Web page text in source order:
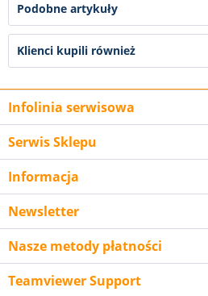
Podobne artykuły
Klienci kupili również
Infolinia serwisowa
Serwis Sklepu
Informacja
Newsletter
Nasze metody płatności
Teamviewer Support